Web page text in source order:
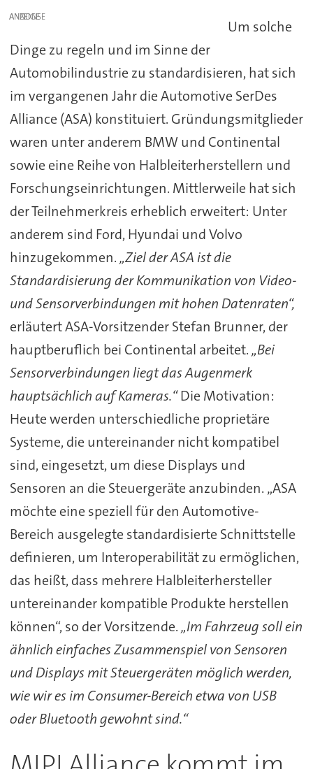
ANZEIGE
Um solche
Dinge zu regeln und im Sinne der
Automobilindustrie zu standardisieren, hat sich
im vergangenen Jahr die Automotive SerDes
Alliance (ASA) konstituiert. Gründungsmitglieder
waren unter anderem BMW und Continental
sowie eine Reihe von Halbleiterherstellern und
Forschungseinrichtungen. Mittlerweile hat sich
der Teilnehmerkreis erheblich erweitert: Unter
anderem sind Ford, Hyundai und Volvo
hinzugekommen.„Ziel der ASA ist die
Standardisierung der Kommunikation von Video-
und Sensorverbindungen mit hohen Datenraten“,
erläutert ASA-Vorsitzender Stefan Brunner, der
hauptberuflich bei Continental arbeitet.„Bei
Sensorverbindungen liegt das Augenmerk
hauptsächlich auf Kameras.“Die Motivation:
Heute werden unterschiedliche proprietäre
Systeme, die untereinander nicht kompatibel
sind, eingesetzt, um diese Displays und
Sensoren an die Steuergeräte anzubinden. „ASA
möchte eine speziell für den Automotive-
Bereich ausgelegte standardisierte Schnittstelle
definieren, um Interoperabilität zu ermöglichen,
das heißt, dass mehrere Halbleiterhersteller
untereinander kompatible Produkte herstellen
können“, so der Vorsitzende.„Im Fahrzeug soll ein
ähnlich einfaches Zusammenspiel von Sensoren
und Displays mit Steuergeräten möglich werden,
wie wir es im Consumer-Bereich etwa von USB
oder Bluetooth gewohnt sind.“